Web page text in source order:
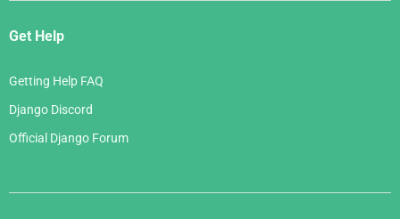
Get Help
Getting Help FAQ
Django Discord
Official Django Forum